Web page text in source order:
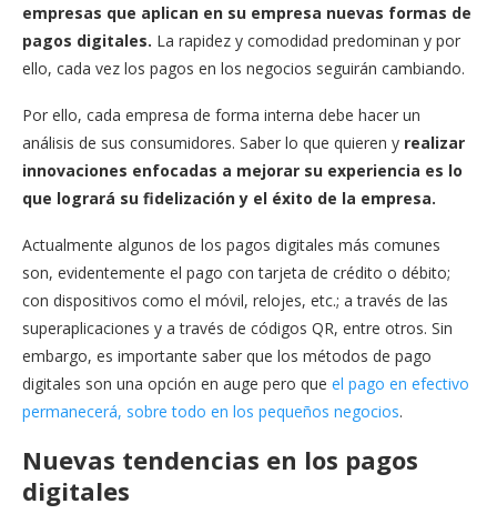
empresas que aplican en su empresa nuevas formas de
pagos digitales. La rapidez y comodidad predominan y por
ello, cada vez los pagos en los negocios seguirán cambiando.
Por ello, cada empresa de forma interna debe hacer un
análisis de sus consumidores. Saber lo que quieren y realizar
innovaciones enfocadas a mejorar su experiencia es lo
que logrará su fidelización y el éxito de la empresa.
Actualmente algunos de los pagos digitales más comunes
son, evidentemente el pago con tarjeta de crédito o débito;
con dispositivos como el móvil, relojes, etc.; a través de las
superaplicaciones y a través de códigos QR, entre otros. Sin
embargo, es importante saber que los métodos de pago
digitales son una opción en auge pero que el pago en efectivo
permanecerá, sobre todo en los pequeños negocios.
Nuevas tendencias en los pagos
digitales